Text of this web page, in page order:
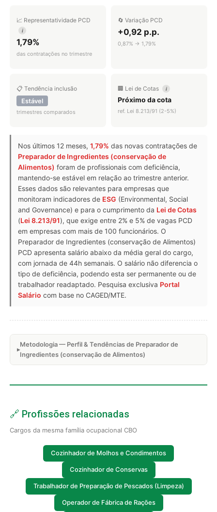
📈 Representatividade PCD
i
1,79%
das contratações no trimestre
🔄 Variação PCD
+0,92 p.p.
0,87% → 1,79%
📋 Tendência inclusão
Estável
trimestres comparados
🏢 Lei de Cotas i
Próximo da cota
ref. Lei 8.213/91 (2-5%)
Nos últimos 12 meses, 1,79% das novas contratações de
Preparador de Ingredientes (conservação de
Alimentos) foram de profissionais com deficiência,
mantendo-se estável em relação ao trimestre anterior.
Esses dados são relevantes para empresas que
monitoram indicadores de ESG (Environmental, Social
and Governance) e para o cumprimento da Lei de Cotas
(Lei 8.213/91), que exige entre 2% e 5% de vagas PCD
em empresas com mais de 100 funcionários. O
Preparador de Ingredientes (conservação de Alimentos)
PCD apresenta salário abaixo da média geral do cargo,
com jornada de 44h semanais. O salário não diferencia o
tipo de deficiência, podendo esta ser permanente ou de
trabalhador readaptado. Pesquisa exclusiva Portal
Salário com base no CAGED/MTE.
Metodologia — Perfil & Tendências de Preparador de
Ingredientes (conservação de Alimentos)
🔗 Profissões relacionadas
Cargos da mesma família ocupacional CBO
Cozinhador de Molhos e Condimentos
Cozinhador de Conservas
Trabalhador de Preparação de Pescados (Limpeza)
Operador de Fábrica de Rações